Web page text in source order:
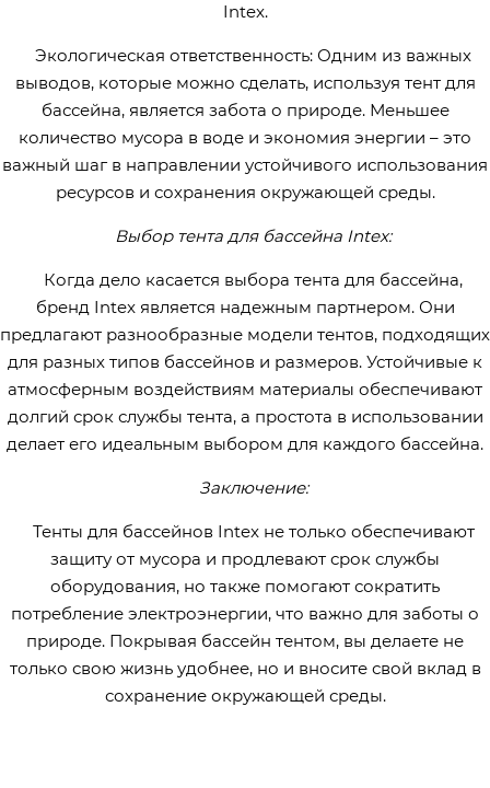
Intex.
Экологическая ответственность: Одним из важных
выводов, которые можно сделать, используя тент для
бассейна, является забота о природе. Меньшее
количество мусора в воде и экономия энергии – это
важный шаг в направлении устойчивого использования
ресурсов и сохранения окружающей среды.
Выбор тента для бассейна Intex:
Когда дело касается выбора тента для бассейна,
бренд Intex является надежным партнером. Они
предлагают разнообразные модели тентов, подходящих
для разных типов бассейнов и размеров. Устойчивые к
атмосферным воздействиям материалы обеспечивают
долгий срок службы тента, а простота в использовании
делает его идеальным выбором для каждого бассейна.
Заключение:
Тенты для бассейнов Intex не только обеспечивают
защиту от мусора и продлевают срок службы
оборудования, но также помогают сократить
потребление электроэнергии, что важно для заботы о
природе. Покрывая бассейн тентом, вы делаете не
только свою жизнь удобнее, но и вносите свой вклад в
сохранение окружающей среды.